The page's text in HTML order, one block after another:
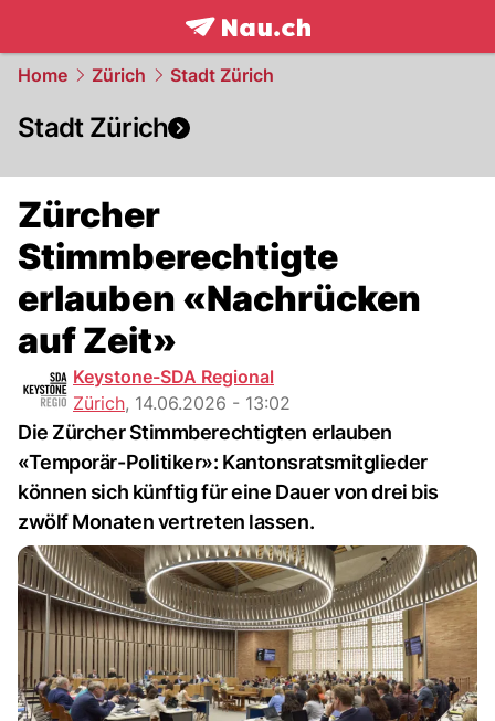
frontpage.NAU.ch
Home Zürich Stadt Zürich
Stadt Zürich
Zürcher
Stimmberechtigte
erlauben «Nachrücken
auf Zeit»
Keystone-SDA Regional
Zürich, 14.06.2026 - 13:02
Die Zürcher Stimmberechtigten erlauben
«Temporär-Politiker»: Kantonsratsmitglieder
können sich künftig für eine Dauer von drei bis
zwölf Monaten vertreten lassen.